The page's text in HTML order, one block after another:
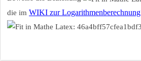
die im WIKI zur Logarithmenberechnung